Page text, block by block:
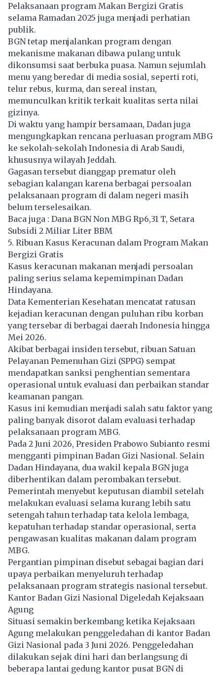
Pelaksanaan program Makan Bergizi Gratis
selama Ramadan 2025 juga menjadi perhatian
publik.
BGN tetap menjalankan program dengan
mekanisme makanan dibawa pulang untuk
dikonsumsi saat berbuka puasa. Namun sejumlah
menu yang beredar di media sosial, seperti roti,
telur rebus, kurma, dan sereal instan,
memunculkan kritik terkait kualitas serta nilai
gizinya.
Di waktu yang hampir bersamaan, Dadan juga
mengungkapkan rencana perluasan program MBG
ke sekolah-sekolah Indonesia di Arab Saudi,
khususnya wilayah Jeddah.
Gagasan tersebut dianggap prematur oleh
sebagian kalangan karena berbagai persoalan
pelaksanaan program di dalam negeri masih
belum terselesaikan.
Baca juga : Dana BGN Non MBG Rp6,31 T, Setara
Subsidi 2 Miliar Liter BBM
5. Ribuan Kasus Keracunan dalam Program Makan
Bergizi Gratis
Kasus keracunan makanan menjadi persoalan
paling serius selama kepemimpinan Dadan
Hindayana.
Data Kementerian Kesehatan mencatat ratusan
kejadian keracunan dengan puluhan ribu korban
yang tersebar di berbagai daerah Indonesia hingga
Mei 2026.
Akibat berbagai insiden tersebut, ribuan Satuan
Pelayanan Pemenuhan Gizi (SPPG) sempat
mendapatkan sanksi penghentian sementara
operasional untuk evaluasi dan perbaikan standar
keamanan pangan.
Kasus ini kemudian menjadi salah satu faktor yang
paling banyak disorot dalam evaluasi terhadap
pelaksanaan program MBG.
Pada 2 Juni 2026, Presiden Prabowo Subianto resmi
mengganti pimpinan Badan Gizi Nasional. Selain
Dadan Hindayana, dua wakil kepala BGN juga
diberhentikan dalam perombakan tersebut.
Pemerintah menyebut keputusan diambil setelah
melakukan evaluasi selama kurang lebih satu
setengah tahun terhadap tata kelola lembaga,
kepatuhan terhadap standar operasional, serta
pengawasan kualitas makanan dalam program
MBG.
Pergantian pimpinan disebut sebagai bagian dari
upaya perbaikan menyeluruh terhadap
pelaksanaan program strategis nasional tersebut.
Kantor Badan Gizi Nasional Digeledah Kejaksaan
Agung
Situasi semakin berkembang ketika Kejaksaan
Agung melakukan penggeledahan di kantor Badan
Gizi Nasional pada 3 Juni 2026. Penggeledahan
dilakukan sejak dini hari dan berlangsung di
beberapa lantai gedung kantor pusat BGN di